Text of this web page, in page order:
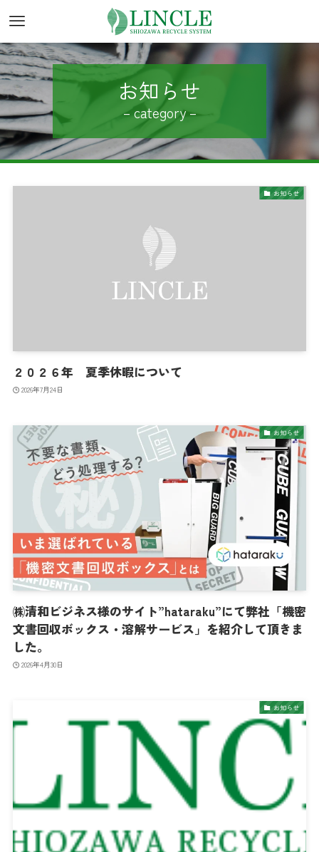
お知らせ
– category –
お知らせ
２０２６年 夏季休暇について
2026年7月24日
お知らせ
㈱清和ビジネス様のサイト”hataraku”にて弊社「機密
文書回収ボックス・溶解サービス」を紹介して頂きま
した。
2026年4月30日
お知らせ